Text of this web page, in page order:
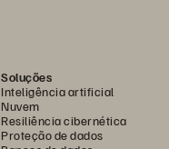
Soluções
Inteligência artificial
Nuvem
Resiliência cibernética
Proteção de dados